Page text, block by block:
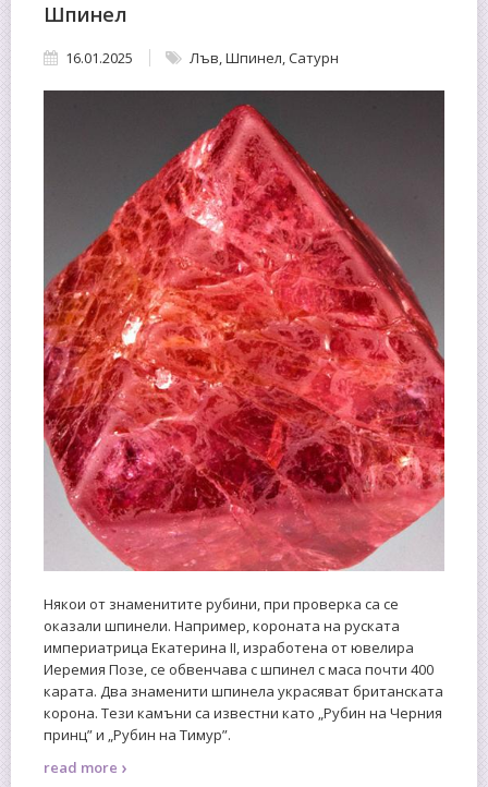
Шпинел
16.01.2025 Лъв ,Шпинел ,Сатурн
Някои от знаменитите рубини, при проверка са се
оказали шпинели. Например, короната на руската
империатрица Екатерина ІІ, изработена от ювелира
Иеремия Позе, се обвенчава с шпинел с маса почти 400
карата. Два знаменити шпинела украсяват британската
корона. Тези камъни са известни като „Рубин на Черния
принц” и „Рубин на Тимур”.
read more ›